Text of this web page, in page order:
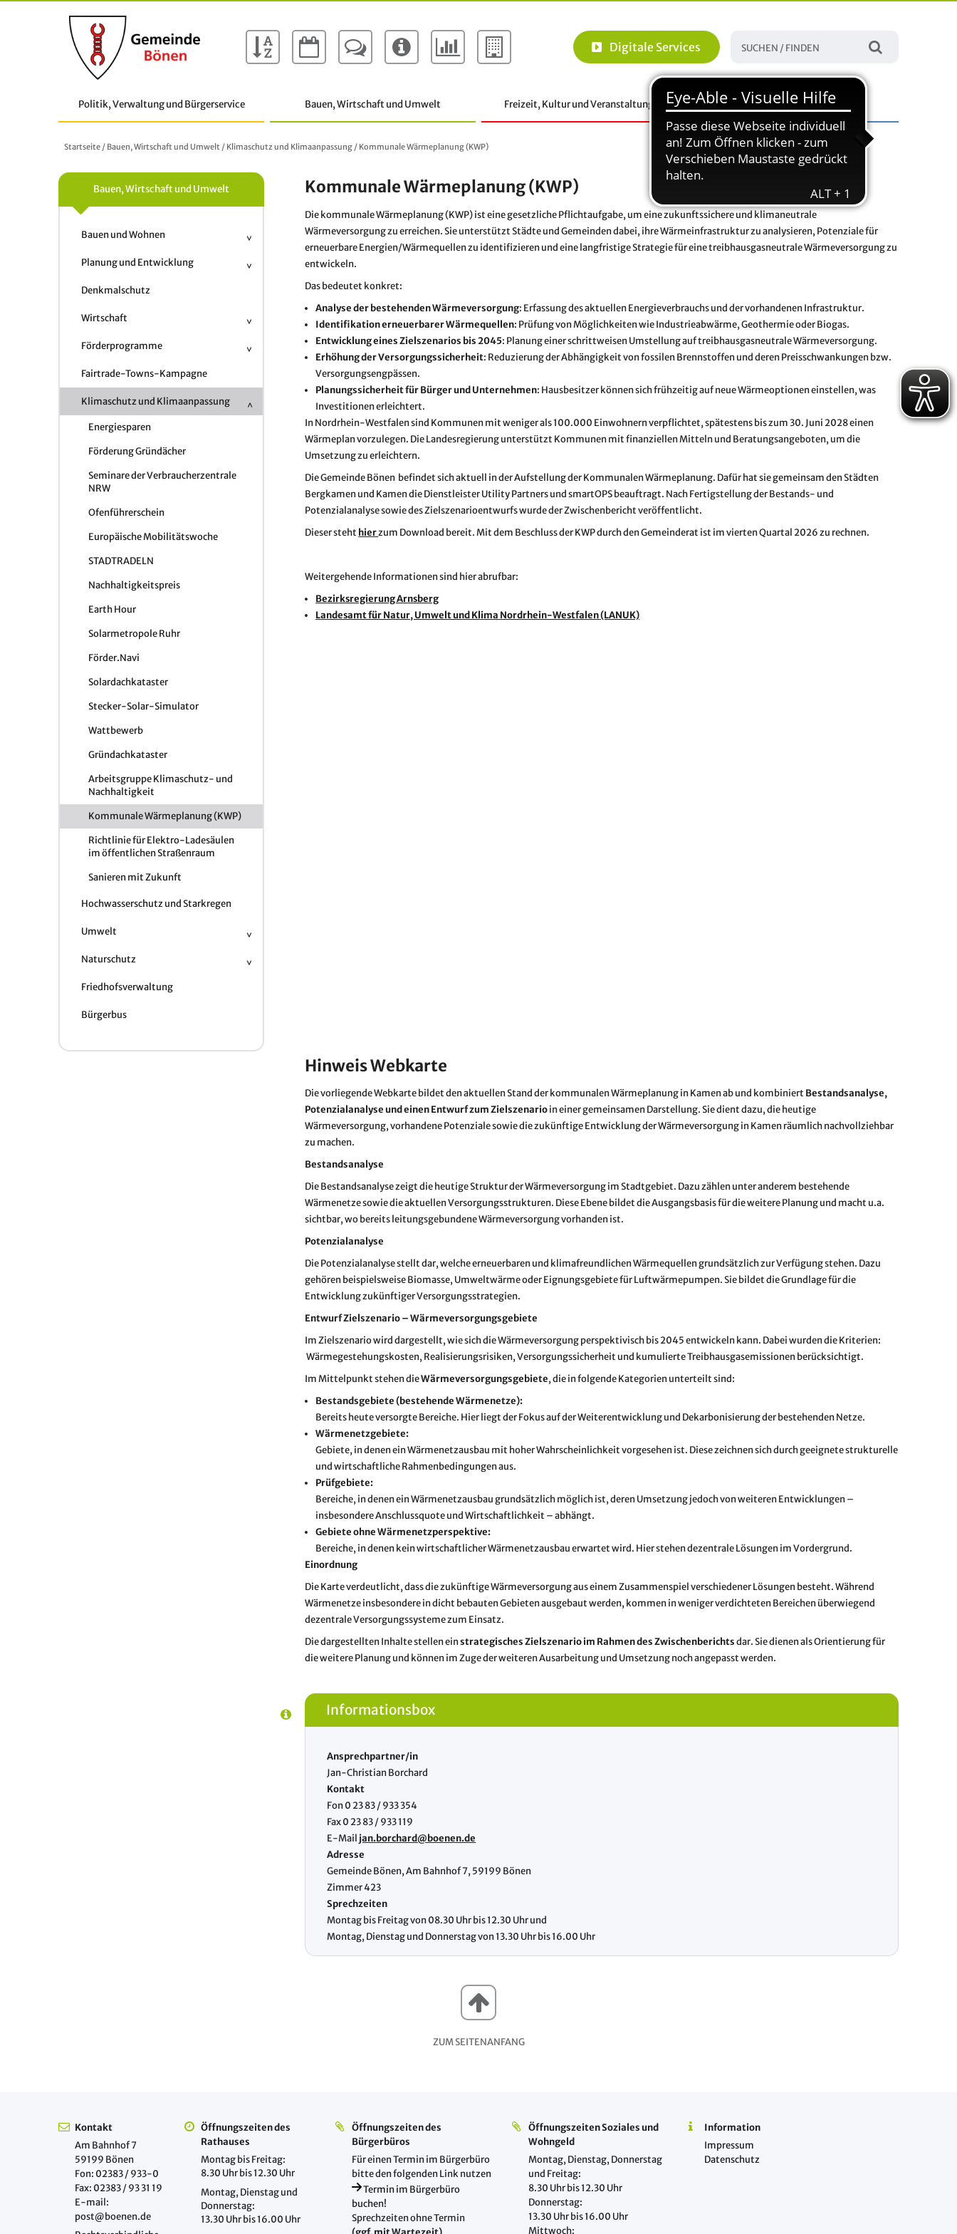
Digitale Services
Politik, Verwaltung und Bürgerservice Bauen, Wirtschaft und Umwelt Freizeit, Kultur und Veranstaltungen Familie, Bildung und Soziales
Startseite / Bauen, Wirtschaft und Umwelt / Klimaschutz und Klimaanpassung / Kommunale Wärmeplanung (KWP)
Bauen, Wirtschaft und Umwelt
Bauen und Wohnen
Planung und Entwicklung
Denkmalschutz
Wirtschaft
Förderprogramme
Fairtrade-Towns-Kampagne
Klimaschutz und Klimaanpassung
Energiesparen
Förderung Gründächer
Seminare der Verbraucherzentrale
NRW
Ofenführerschein
Europäische Mobilitätswoche
STADTRADELN
Nachhaltigkeitspreis
Earth Hour
Solarmetropole Ruhr
Förder.Navi
Solardachkataster
Stecker-Solar-Simulator
Wattbewerb
Gründachkataster
Arbeitsgruppe Klimaschutz- und
Nachhaltigkeit
Kommunale Wärmeplanung (KWP)
Richtlinie für Elektro-Ladesäulen
im öffentlichen Straßenraum
Sanieren mit Zukunft
Hochwasserschutz und Starkregen
Umwelt
Naturschutz
Friedhofsverwaltung
Bürgerbus
Kommunale Wärmeplanung (KWP)
Die kommunale Wärmeplanung (KWP) ist eine gesetzliche Pflichtaufgabe, um eine zukunftssichere und klimaneutrale
Wärmeversorgung zu erreichen. Sie unterstützt Städte und Gemeinden dabei, ihre Wärmeinfrastruktur zu analysieren, Potenziale für
erneuerbare Energien/Wärmequellen zu identifizieren und eine langfristige Strategie für eine treibhausgasneutrale Wärmeversorgung zu
entwickeln.
Das bedeutet konkret:
Analyse der bestehenden Wärmeversorgung: Erfassung des aktuellen Energieverbrauchs und der vorhandenen Infrastruktur.
Identifikation erneuerbarer Wärmequellen: Prüfung von Möglichkeiten wie Industrieabwärme, Geothermie oder Biogas.
Entwicklung eines Zielszenarios bis 2045: Planung einer schrittweisen Umstellung auf treibhausgasneutrale Wärmeversorgung.
Erhöhung der Versorgungssicherheit: Reduzierung der Abhängigkeit von fossilen Brennstoffen und deren Preisschwankungen bzw.
Versorgungsengpässen.
Planungssicherheit für Bürger und Unternehmen: Hausbesitzer können sich frühzeitig auf neue Wärmeoptionen einstellen, was
Investitionen erleichtert.
In Nordrhein-Westfalen sind Kommunen mit weniger als 100.000 Einwohnern verpflichtet, spätestens bis zum 30. Juni 2028 einen
Wärmeplan vorzulegen. Die Landesregierung unterstützt Kommunen mit finanziellen Mitteln und Beratungsangeboten, um die
Umsetzung zu erleichtern.
Die Gemeinde Bönen befindet sich aktuell in der Aufstellung der Kommunalen Wärmeplanung. Dafür hat sie gemeinsam den Städten
Bergkamen und Kamen die Dienstleister Utility Partners und smartOPS beauftragt. Nach Fertigstellung der Bestands- und
Potenzialanalyse sowie des Zielszenarioentwurfs wurde der Zwischenbericht veröffentlicht.
Dieser steht hierzum Download bereit. Mit dem Beschluss der KWP durch den Gemeinderat ist im vierten Quartal 2026 zu rechnen.
Weitergehende Informationen sind hier abrufbar:
Bezirksregierung Arnsberg
Landesamt für Natur, Umwelt und Klima Nordrhein-Westfalen (LANUK)
Hinweis Webkarte
Die vorliegende Webkarte bildet den aktuellen Stand der kommunalen Wärmeplanung in Kamen ab und kombiniert Bestandsanalyse,
Potenzialanalyse und einen Entwurf zum Zielszenarioin einer gemeinsamen Darstellung. Sie dient dazu, die heutige
Wärmeversorgung, vorhandene Potenziale sowie die zukünftige Entwicklung der Wärmeversorgung in Kamen räumlich nachvollziehbar
zu machen.
Bestandsanalyse
Die Bestandsanalyse zeigt die heutige Struktur der Wärmeversorgung im Stadtgebiet. Dazu zählen unter anderem bestehende
Wärmenetze sowie die aktuellen Versorgungsstrukturen. Diese Ebene bildet die Ausgangsbasis für die weitere Planung und macht u.a.
sichtbar, wo bereits leitungsgebundene Wärmeversorgung vorhanden ist.
Potenzialanalyse
Die Potenzialanalyse stellt dar, welche erneuerbaren und klimafreundlichen Wärmequellen grundsätzlich zur Verfügung stehen. Dazu
gehören beispielsweise Biomasse, Umweltwärme oder Eignungsgebiete für Luftwärmepumpen. Sie bildet die Grundlage für die
Entwicklung zukünftiger Versorgungsstrategien.
Entwurf Zielszenario – Wärmeversorgungsgebiete
Im Zielszenario wird dargestellt, wie sich die Wärmeversorgung perspektivisch bis 2045 entwickeln kann. Dabei wurden die Kriterien:
Wärmegestehungskosten, Realisierungsrisiken, Versorgungssicherheit und kumulierte Treibhausgasemissionen berücksichtigt.
Im Mittelpunkt stehen dieWärmeversorgungsgebiete, die in folgende Kategorien unterteilt sind:
Bestandsgebiete (bestehende Wärmenetze):
Bereits heute versorgte Bereiche. Hier liegt der Fokus auf der Weiterentwicklung und Dekarbonisierung der bestehenden Netze.
Wärmenetzgebiete:
Gebiete, in denen ein Wärmenetzausbau mit hoher Wahrscheinlichkeit vorgesehen ist. Diese zeichnen sich durch geeignete strukturelle
und wirtschaftliche Rahmenbedingungen aus.
Prüfgebiete:
Bereiche, in denen ein Wärmenetzausbau grundsätzlich möglich ist, deren Umsetzung jedoch von weiteren Entwicklungen –
insbesondere Anschlussquote und Wirtschaftlichkeit – abhängt.
Gebiete ohne Wärmenetzperspektive:
Bereiche, in denen kein wirtschaftlicher Wärmenetzausbau erwartet wird. Hier stehen dezentrale Lösungen im Vordergrund.
Einordnung
Die Karte verdeutlicht, dass die zukünftige Wärmeversorgung aus einem Zusammenspiel verschiedener Lösungen besteht. Während
Wärmenetze insbesondere in dicht bebauten Gebieten ausgebaut werden, kommen in weniger verdichteten Bereichen überwiegend
dezentrale Versorgungssysteme zum Einsatz.
Die dargestellten Inhalte stellen einstrategisches Zielszenario im Rahmen des Zwischenberichtsdar. Sie dienen als Orientierung für
die weitere Planung und können im Zuge der weiteren Ausarbeitung und Umsetzung noch angepasst werden.
Informationsbox
Ansprechpartner/in
Jan-Christian Borchard
Kontakt
Fon 0 23 83 / 933 354
Fax 0 23 83 / 933 119
E-Mail jan.borchard@boenen.de
Adresse
Gemeinde Bönen, Am Bahnhof 7, 59199 Bönen
Zimmer 423
Sprechzeiten
Montag bis Freitag von 08.30 Uhr bis 12.30 Uhr und
Montag, Dienstag und Donnerstag von 13.30 Uhr bis 16.00 Uhr
ZUM SEITENANFANG
Kontakt
Am Bahnhof 7
59199 Bönen
Fon: 02383 / 933-0
Fax: 02383 / 93 31 19
E-mail:
post@boenen.de
Öffnungszeiten des
Rathauses
Montag bis Freitag:
8.30 Uhr bis 12.30 Uhr
Montag, Dienstag und
Donnerstag:
13.30 Uhr bis 16.00 Uhr
Öffnungszeiten des
Bürgerbüros
Für einen Termin im Bürgerbüro
bitte den folgenden Link nutzen
Termin im Bürgerbüro
buchen!
Sprechzeiten ohne Termin
Öffnungszeiten Soziales und
Wohngeld
Montag, Dienstag, Donnerstag
und Freitag:
8.30 Uhr bis 12.30 Uhr
Donnerstag:
13.30 Uhr bis 16.00 Uhr
Mittwoch:
Information
Impressum
Datenschutz